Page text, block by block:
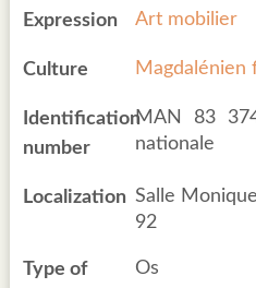
Expression Art mobilier
Culture Magdalénien
Identification
number
MAN 83
nationale
Localization Salle
92
Type of
Os